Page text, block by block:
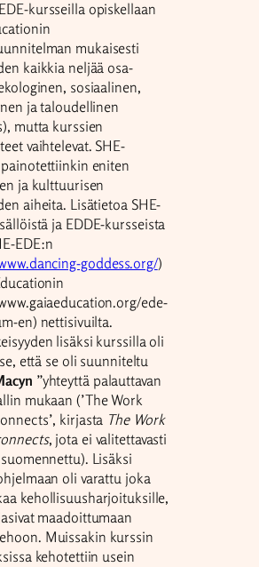
kursseilla opiskellaan
mukaisesti
kaikkia neljää osa-
sosiaalinen,
ja taloudellinen
mutta kurssien
vaihtelevat. SHE-
painotettiinkin eniten
ja kulttuurisen
aiheita. Lisätietoa SHE-
ja EDDE-kursseista
EDE:n
goddess.org/)
ede-
en) nettisivuilta.
lisäksi kurssilla oli
että se oli suunniteltu
”yhteyttä palauttavan
mukaan (’The Work
kirjasta The Work
, jota ei valitettavasti
Lisäksi
oli varattu joka
kehollisuusharjoituksille,
maadoittumaan
Muissakin kurssin
kehotettiin usein